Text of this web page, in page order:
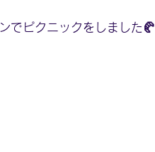
でピクニックをしました🥐